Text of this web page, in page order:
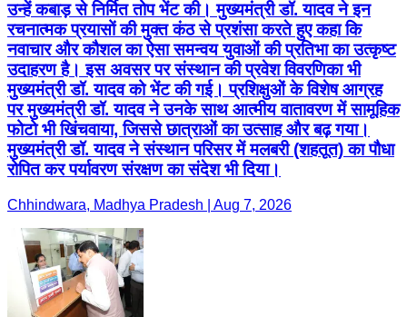
उन्हें कबाड़ से निर्मित तोप भेंट की। मुख्यमंत्री डॉ. यादव ने इन
रचनात्मक प्रयासों की मुक्त कंठ से प्रशंसा करते हुए कहा कि
नवाचार और कौशल का ऐसा समन्वय युवाओं की प्रतिभा का उत्कृष्ट
उदाहरण है। इस अवसर पर संस्थान की प्रवेश विवरणिका भी
मुख्यमंत्री डॉ. यादव को भेंट की गई। प्रशिक्षुओं के विशेष आग्रह
पर मुख्यमंत्री डॉ. यादव ने उनके साथ आत्मीय वातावरण में सामूहिक
फोटो भी खिंचवाया, जिससे छात्राओं का उत्साह और बढ़ गया।
मुख्यमंत्री डॉ. यादव ने संस्थान परिसर में मलबरी (शहतूत) का पौधा
रोपित कर पर्यावरण संरक्षण का संदेश भी दिया।
Chhindwara, Madhya Pradesh | Aug 7, 2026